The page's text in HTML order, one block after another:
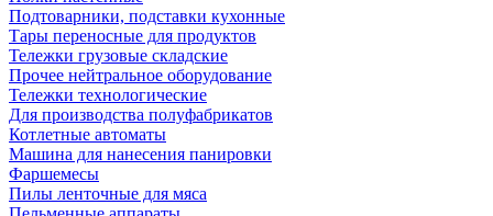
Подтоварники, подставки кухонные
Тары переносные для продуктов
Тележки грузовые складские
Прочее нейтральное оборудование
Тележки технологические
Для производства полуфабрикатов
Котлетные автоматы
Машина для нанесения панировки
Фаршемесы
Пилы ленточные для мяса